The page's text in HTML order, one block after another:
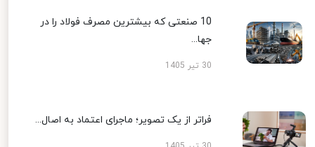
10 صنعتی که بیشترین مصرف فولاد را در
جها...
30 تیر 1405
فراتر از یک تصویر؛ ماجرای اعتماد به اصال...